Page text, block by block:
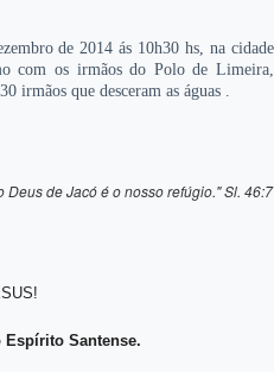
de 2014 ás 10h30 hs, na cidade
com os irmãos do Polo de Limeira,
irmãos que desceram as águas .
de Jacó é o nosso refúgio." Sl. 46:7
Espírito Santense.